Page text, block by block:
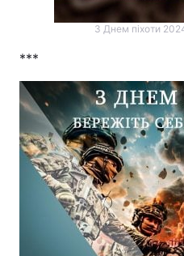
З Днем піхоти
***